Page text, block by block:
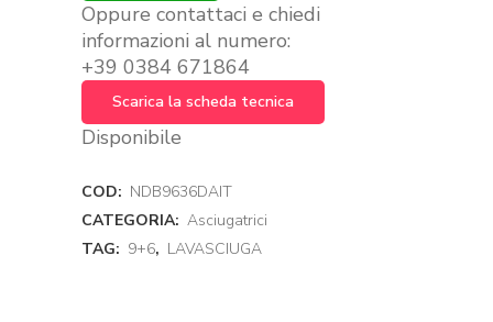
Oppure contattaci e chiedi
informazioni al numero:
+39 0384 671864
Scarica la scheda tecnica
Disponibile
COD: NDB9636DAIT
CATEGORIA: Asciugatrici
TAG: 9+6, LAVASCIUGA